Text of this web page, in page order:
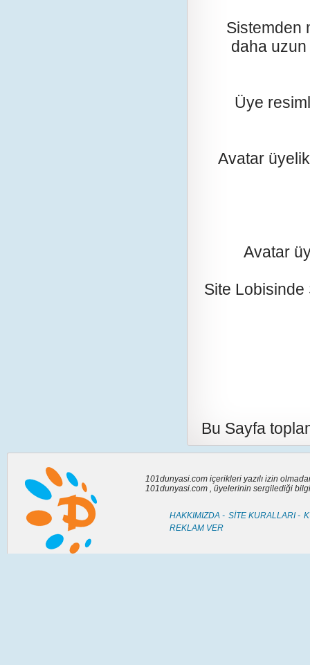
Sistemden
daha
Üye
Avatar
Avatar
Site Lobisinde
Bu Sayfa
101dunyasi.com içerikleri yazılı izin
101dunyasi.com , üyelerinin sergilediği
HAKKIMIZDA - SİTE KURALLARI -
REKLAM VER